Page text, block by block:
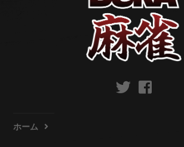
ホーム